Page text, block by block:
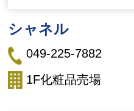
シャネル
049-225-7882
1F化粧品売場